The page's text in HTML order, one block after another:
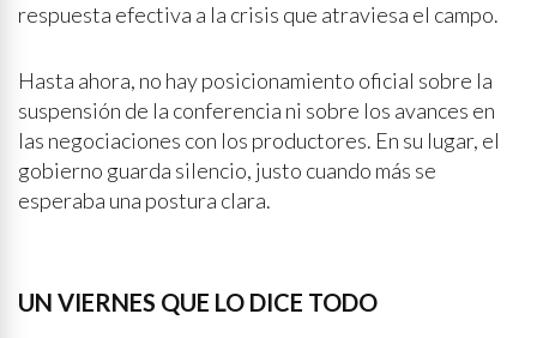
respuesta efectiva a la crisis que atraviesa el campo.
Hasta ahora, no hay posicionamiento oficial sobre la
suspensión de la conferencia ni sobre los avances en
las negociaciones con los productores. En su lugar, el
gobierno guarda silencio, justo cuando más se
esperaba una postura clara.
UN VIERNES QUE LO DICE TODO